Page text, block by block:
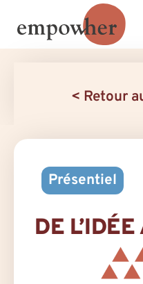
< Retour
Présentiel
DE